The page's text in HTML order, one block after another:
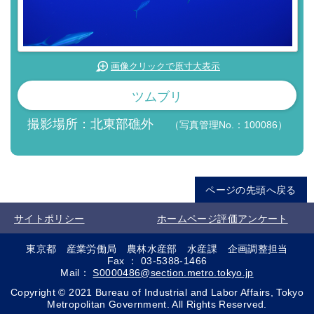
画像クリックで原寸大表示
ツムブリ
撮影場所：北東部礁外
（写真管理No.：100086）
ページの先頭へ戻る
サイトポリシー ホームページ評価アンケート
東京都 産業労働局 農林水産部 水産課 企画調整担当
Fax ： 03-5388-1466
Mail：S0000486@section.metro.tokyo.jp
Copyright © 2021 Bureau of Industrial and Labor Affairs, Tokyo
Metropolitan Government. All Rights Reserved.